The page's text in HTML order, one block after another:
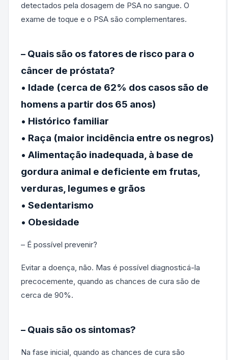
detectados pela dosagem de PSA no sangue. O
exame de toque e o PSA são complementares.
– Quais são os fatores de risco para o
câncer de próstata?
• Idade (cerca de 62% dos casos são de
homens a partir dos 65 anos)
• Histórico familiar
• Raça (maior incidência entre os negros)
• Alimentação inadequada, à base de
gordura animal e deficiente em frutas,
verduras, legumes e grãos
• Sedentarismo
• Obesidade
– É possível prevenir?
Evitar a doença, não. Mas é possível diagnosticá-la
precocemente, quando as chances de cura são de
cerca de 90%.
– Quais são os sintomas?
Na fase inicial, quando as chances de cura são